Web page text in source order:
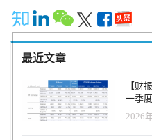
月30日 以色列特拉维夫】——专
技创业公司 Gain 宣布完成 1200
领投，BlueRed Partners 和
推出其核心产品——“AI员工”，
策略、供应商谈判到合同执行与
缘政治紧张和贸易摩擦加剧的背
未有的复杂性。尤其是零售、快
值但不可忽视的“长尾采购”长期
题。Gain 的 AI 员工通过高级推
与非结构化场景，既能自动化
最近文章
【财
一季
收入
至
2026